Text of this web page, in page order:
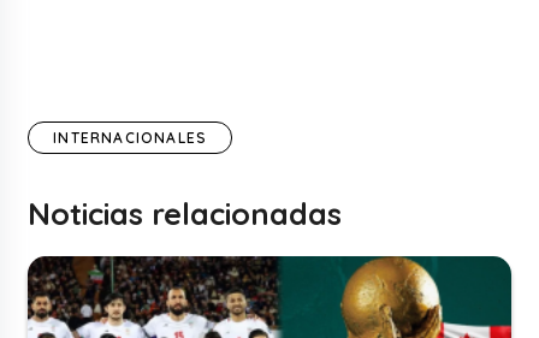
INTERNACIONALES
Noticias relacionadas